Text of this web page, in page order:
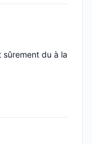
du à la